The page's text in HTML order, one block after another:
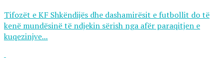
Tifozët e KF Shkëndijës dhe dashamirësit e futbollit do të
kenë mundësinë të ndjekin sërish nga afër paraqitjen e
kuqezinjve...